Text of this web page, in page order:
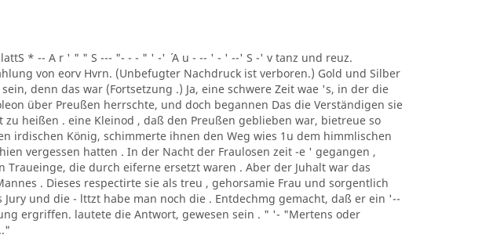
* -- A r ' " " S --- "- - - " ' -' ´ A u - -- ' - ' --' S -' v tanz und reuz.
von eorv Hvrn. (Unbefugter Nachdruck ist verboren.) Gold und Silber
denn das war (Fortsetzung .) Ja, eine schwere Zeit wae 's, in der die
über Preußen herrschte, und doch begannen Das die Verständigen sie
zu heißen . eine Kleinod , daß den Preußen geblieben war, bietreue so
irdischen König, schimmerte ihnen den Weg wies 1u dem himmlischen
vergessen hatten . In der Nacht der Fraulosen zeit -e ' gegangen ,
Traueinge, die durch eiferne ersetzt waren . Aber der Juhalt war das
. Dieses respectirte sie als treu , gehorsamie Frau und sorgentlich
Jury und die - lttzt habe man noch die . Entdechmg gemacht, daß er ein '--
ergriffen. lautete die Antwort, gewesen sein . " '- "Mertens oder